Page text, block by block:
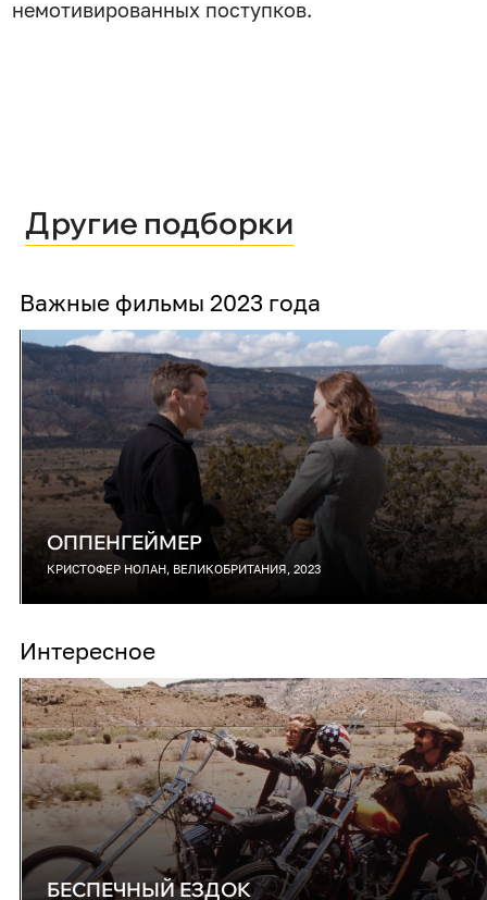
немотивированных поступков.
Другие подборки
Важные фильмы 2023 года
ОППЕНГЕЙМЕР
КРИСТОФЕР НОЛАН, ВЕЛИКОБРИТАНИЯ, 2023
Интересное
БЕСПЕЧНЫЙ ЕЗДОК